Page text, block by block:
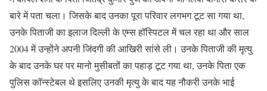
बारे में पता चला। जिसके बाद उनका पूरा परिवार लगभग टूट सा गया था,
उनके पिताजी का इलाज दिल्ली के एम्स हॉस्पिटल में चल रहा था और साल
2004 में उन्होंने अपनी जिंदगी की आखिरी सांसे ली। उनके पिताजी की मृत्यु
के बाद उनके घर पर मानो मुसीबतों का पहाड़ टूट गया था, उनके पिता एक
पुलिस कॉन्स्टेबल थे इसलिए उनकी मृत्यु के बाद यह नौकरी उनके भाई